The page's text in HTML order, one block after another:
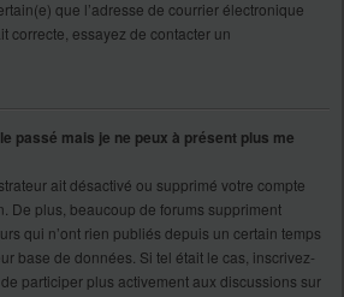
que l’adresse de courrier électronique
correcte, essayez de contacter un
passé mais je ne peux à présent plus me
ait désactivé ou supprimé votre compte
De plus, beaucoup de forums suppriment
qui n’ont rien publiés depuis un certain temps
base de données. Si tel était le cas, inscrivez-
participer plus activement aux discussions sur